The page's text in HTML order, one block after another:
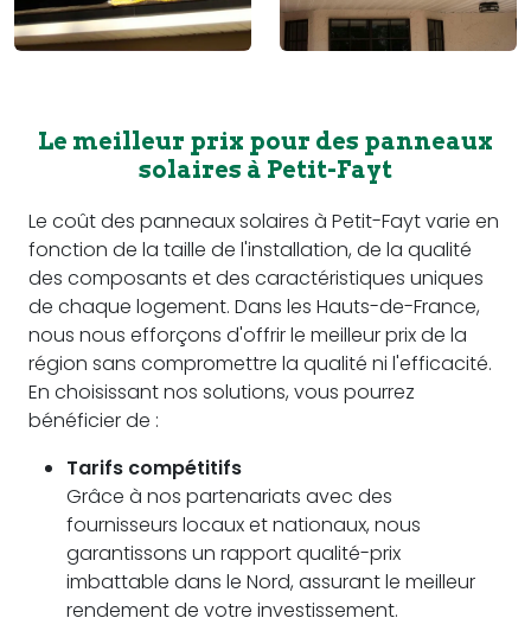
Le meilleur prix pour des panneaux
solaires à Petit-Fayt
Le coût des panneaux solaires à Petit-Fayt varie en
fonction de la taille de l'installation, de la qualité
des composants et des caractéristiques uniques
de chaque logement. Dans les Hauts-de-France,
nous nous efforçons d'offrir le meilleur prix de la
région sans compromettre la qualité ni l'efficacité.
En choisissant nos solutions, vous pourrez
bénéficier de :
Tarifs compétitifs
Grâce à nos partenariats avec des
fournisseurs locaux et nationaux, nous
garantissons un rapport qualité-prix
imbattable dans le Nord, assurant le meilleur
rendement de votre investissement.